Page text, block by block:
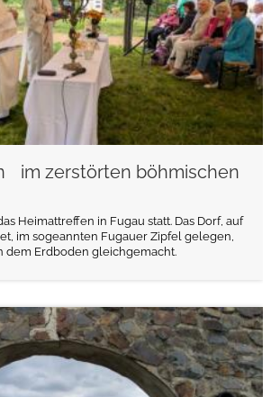
im zerstörten böhmischen
Heimattreffen in Fugau statt. Das Dorf, auf
im sogeannten Fugauer Zipfel gelegen,
dem Erdboden gleichgemacht.
weiterlesen